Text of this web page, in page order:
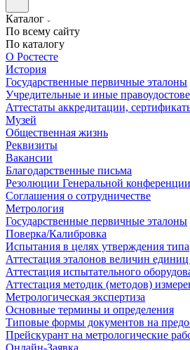
Каталог
По всему сайту
По каталогу
О Ростесте
История
Государственные первичные эталоны
Учредительные и иные
Аттестаты аккредитации,
Музей
Общественная жизнь
Реквизиты
Вакансии
Благодарственные письма
Резолюции Генеральной
Соглашения о сотрудничестве
Метрология
Государственные первичные эталоны
Поверка/Калибровка
Испытания в целях утверждения типа
Аттестация эталонов величин
Аттестация испытательного
Аттестация методик (методов)
Метрологическая экспертиза
Основные термины и определения
Типовые формы документов на
Прейскурант на метрологические
Онлайн-Заявка